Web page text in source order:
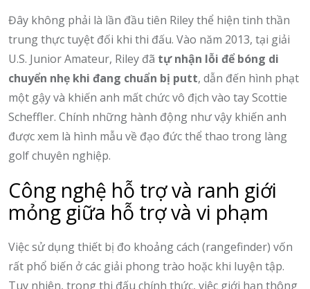
Đây không phải là lần đầu tiên Riley thể hiện tinh thần
trung thực tuyệt đối khi thi đấu. Vào năm 2013, tại giải
U.S. Junior Amateur, Riley đã tự nhận lỗi để bóng di
chuyển nhẹ khi đang chuẩn bị putt, dẫn đến hình phạt
một gậy và khiến anh mất chức vô địch vào tay Scottie
Scheffler. Chính những hành động như vậy khiến anh
được xem là hình mẫu về đạo đức thể thao trong làng
golf chuyên nghiệp.
Công nghệ hỗ trợ và ranh giới
mỏng giữa hỗ trợ và vi phạm
Việc sử dụng thiết bị đo khoảng cách (rangefinder) vốn
rất phổ biến ở các giải phong trào hoặc khi luyện tập.
Tuy nhiên, trong thi đấu chính thức, việc giới hạn thông